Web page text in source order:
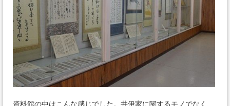
資料館の中はこんな感じでした。井伊家に関するモノでなく、